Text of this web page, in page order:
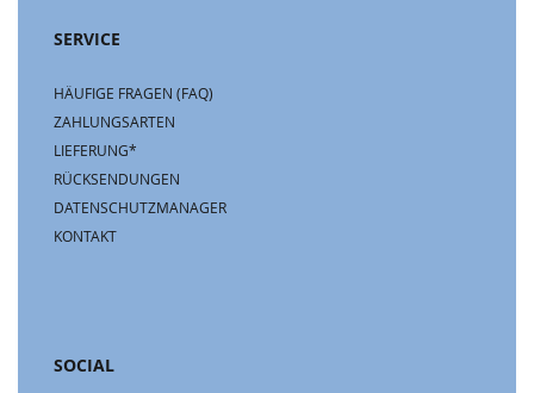
SERVICE
HÄUFIGE FRAGEN (FAQ)
ZAHLUNGSARTEN
LIEFERUNG*
RÜCKSENDUNGEN
DATENSCHUTZMANAGER
KONTAKT
SOCIAL